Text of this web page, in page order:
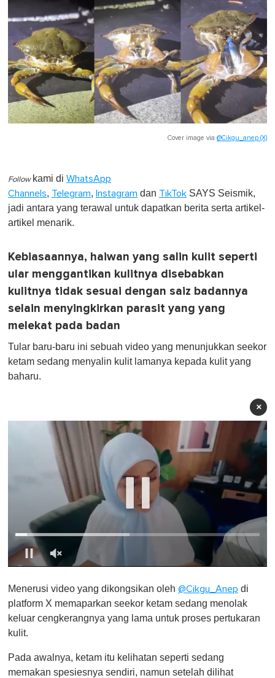
Cover image via @Cikgu_anep (X)
Follow kami di WhatsApp
Channels, Telegram, Instagram dan TikTok SAYS Seismik,
jadi antara yang terawal untuk dapatkan berita serta artikel-
artikel menarik.
Kebiasaannya, haiwan yang salin kulit seperti
ular menggantikan kulitnya disebabkan
kulitnya tidak sesuai dengan saiz badannya
selain menyingkirkan parasit yang yang
melekat pada badan
Tular baru-baru ini sebuah video yang menunjukkan seekor
ketam sedang menyalin kulit lamanya kepada kulit yang
baharu.
×
f
1
m
i
n
e
,
Menerusi video yang dikongsikan oleh @Cikgu_Anep di
platform X memaparkan seekor ketam sedang menolak
keluar cengkerangnya yang lama untuk proses pertukaran
kulit.
Pada awalnya, ketam itu kelihatan seperti sedang
memakan spesiesnya sendiri, namun setelah dilihat